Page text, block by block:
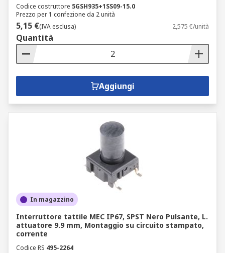
Codice costruttore 5GSH935+1SS09-15.0
Prezzo per 1 confezione da 2 unità
5,15 €(IVA esclusa) 2,575 €/unità
Quantità
Aggiungi
In magazzino
Interruttore tattile MEC IP67, SPST Nero Pulsante, L.
attuatore 9.9 mm, Montaggio su circuito stampato,
corrente
Codice RS 495-2264